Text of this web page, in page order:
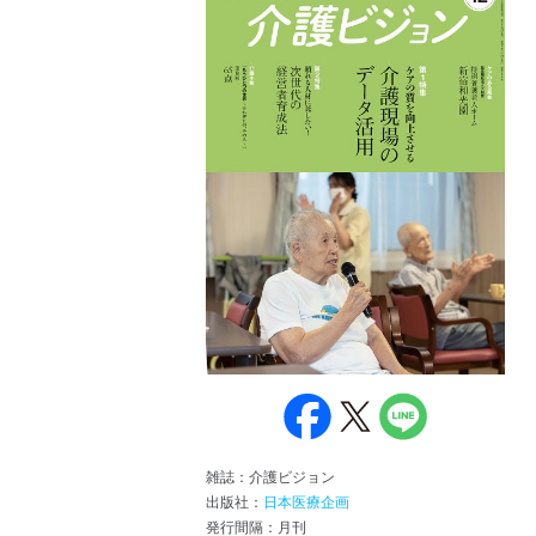
雑誌：介護ビジョン
出版社： 日本医療企画
発行間隔：月刊